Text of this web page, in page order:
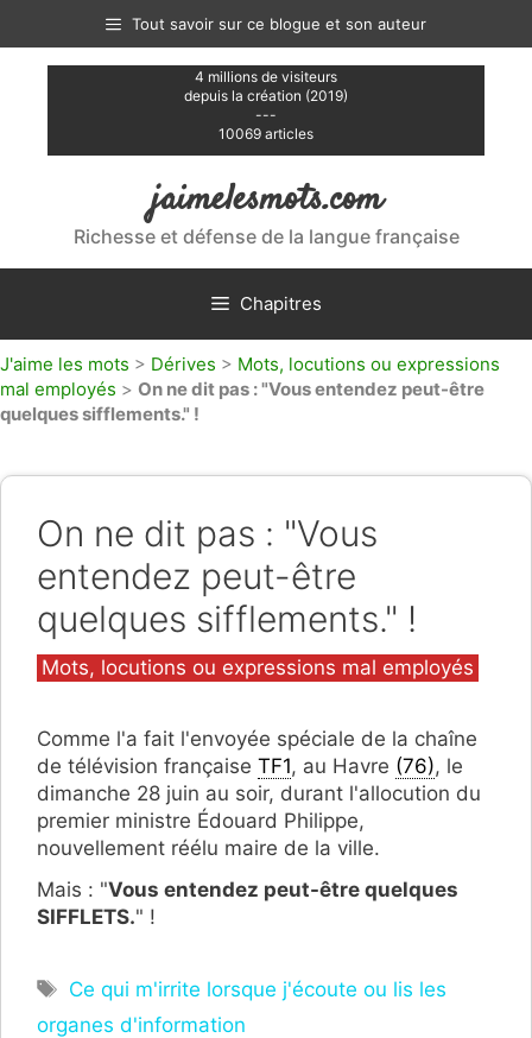
contenu
Tout savoir sur ce blogue et son auteur
4 millions de visiteurs
depuis la création (2019)
---
10069 articles
jaimelesmots.com
Richesse et défense de la langue française
Chapitres
J'aime les mots > Dérives > Mots, locutions ou expressions
mal employés > On ne dit pas : "Vous entendez peut-être
quelques sifflements." !
On ne dit pas : "Vous
entendez peut-être
quelques sifflements." !
Catégories
Mots, locutions ou expressions mal employés
Comme l'a fait l'envoyée spéciale de la chaîne
de télévision française TF1, au Havre (76), le
dimanche 28 juin au soir, durant l'allocution du
premier ministre Édouard Philippe,
nouvellement réélu maire de la ville.
Mais : "Vous entendez peut-être quelques
SIFFLETS." !
Étiquettes
Ce qui m'irrite lorsque j'écoute ou lis les
organes d'information